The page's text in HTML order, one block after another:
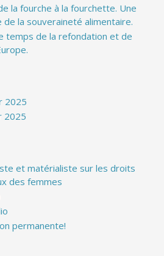
la fourche à la fourchette. Une
la souveraineté alimentaire.
temps de la refondation et de
2025
2025
et matérialiste sur les droits
des femmes
permanente!